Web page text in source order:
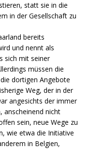
statt sie in die
in der Gesellschaft zu
bereits
und nennt als
sich mit seiner
müssen die
dortigen Angebote
Weg, der in der
angesichts der immer
anscheinend nicht
sein, neue Wege zu
wie etwa die Initiative
in Belgien,